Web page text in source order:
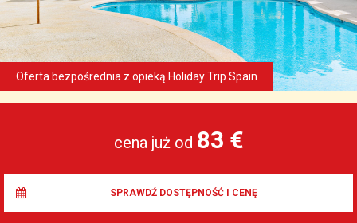
cena już od 83 €
SPRAWDŹ DOSTĘPNOŚĆ I CENĘ